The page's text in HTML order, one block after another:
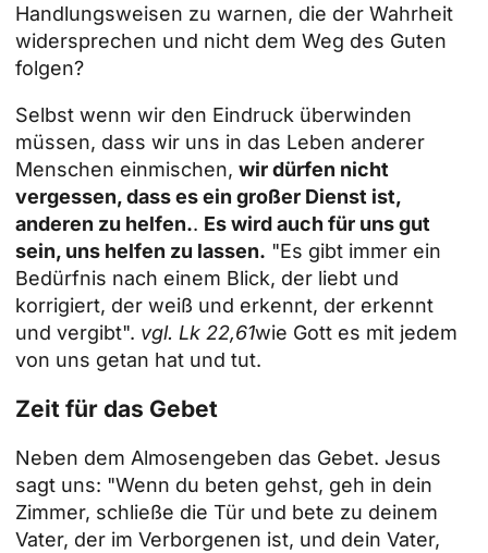
Handlungsweisen zu warnen, die der Wahrheit
widersprechen und nicht dem Weg des Guten
folgen?
Selbst wenn wir den Eindruck überwinden
müssen, dass wir uns in das Leben anderer
Menschen einmischen, wir dürfen nicht
vergessen, dass es ein großer Dienst ist,
anderen zu helfen.. Es wird auch für uns gut
sein, uns helfen zu lassen. "Es gibt immer ein
Bedürfnis nach einem Blick, der liebt und
korrigiert, der weiß und erkennt, der erkennt
und vergibt". vgl. Lk 22,61wie Gott es mit jedem
von uns getan hat und tut.
Zeit für das Gebet
Neben dem Almosengeben das Gebet. Jesus
sagt uns: "Wenn du beten gehst, geh in dein
Zimmer, schließe die Tür und bete zu deinem
Vater, der im Verborgenen ist, und dein Vater,